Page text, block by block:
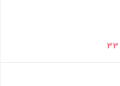
33